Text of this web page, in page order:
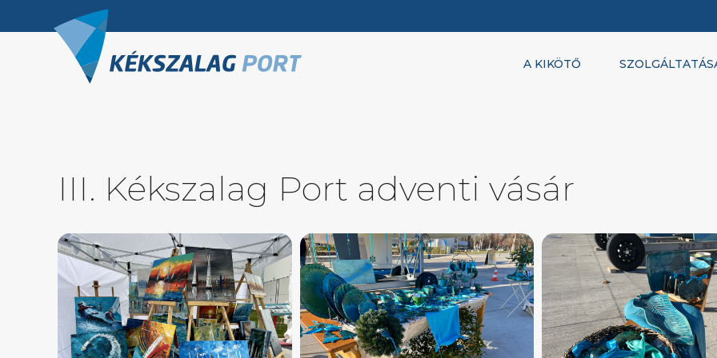
A KIKÖTŐ
III. Kékszalag Port adventi vásár